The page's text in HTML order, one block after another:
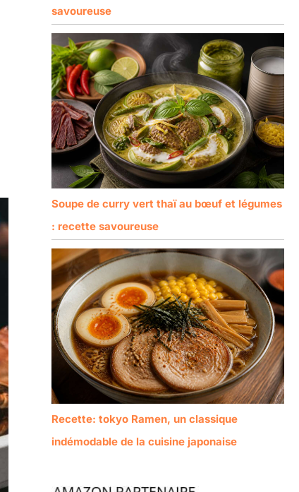
savoureuse
Soupe de curry vert thaï au bœuf et légumes
: recette savoureuse
Recette: tokyo Ramen, un classique
indémodable de la cuisine japonaise